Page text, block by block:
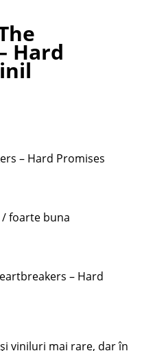
Hard
‎– Hard Promises
foarte buna
‎– Hard